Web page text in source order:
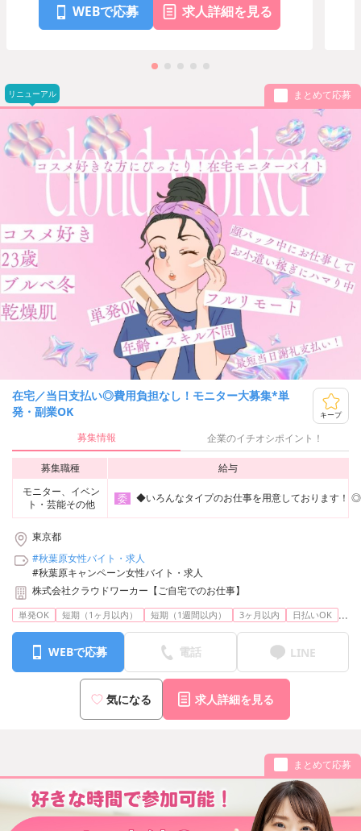
テレオペ
派/バイト 時給 1,600円〜1,700円
WEBで応募 求人詳細を見る
リニューアル まとめて応募
在宅／当日支払い◎費用負担なし！モニター大募集*単
発・副業OK
キープ
募集情報 企業のイチオシポイント！
募集職種
給与
モニター、イベン
ト・芸能その他
委 ◆いろんなタイプのお仕事を用意しております！
東京都
#秋葉原女性バイト・求人
#秋葉原キャンペーン女性バイト・求人
株式会社クラウドワーカー【ご自宅でのお仕事】
単発OK 短期（1ヶ月以内） 短期（1週間以内） 3ヶ月以内 日払いOK ...
WEBで応募 電話 LINE
気になる 求人詳細を見る
まとめて応募